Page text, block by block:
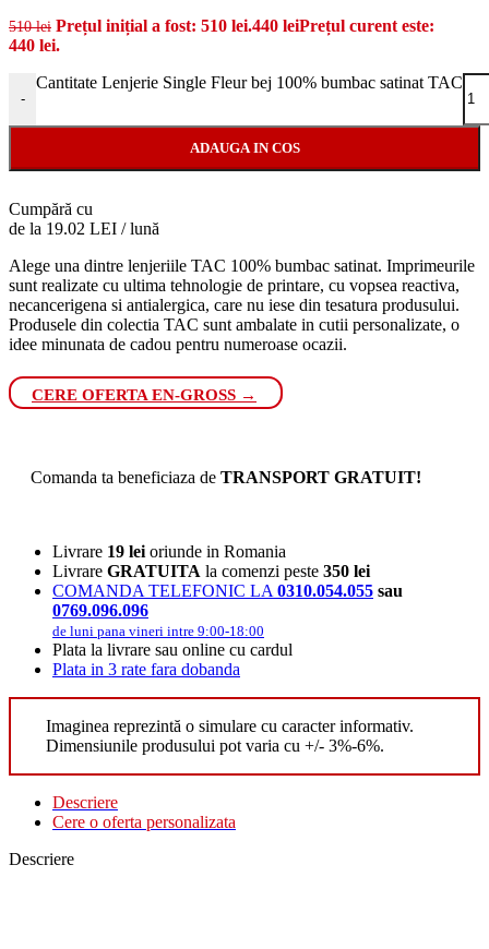
510lei Prețul inițial a fost: 510 lei.440 leiPrețul curent este:
440 lei.
-
Cantitate Lenjerie Single Fleur bej 100% bumbac satinat TAC
ADAUGA IN COS
Cumpără cu
de la 19.02 LEI / lună
Alege una dintre lenjeriile TAC 100% bumbac satinat. Imprimeurile
sunt realizate cu ultima tehnologie de printare, cu vopsea reactiva,
necancerigena si antialergica, care nu iese din tesatura produsului.
Produsele din colectia TAC sunt ambalate in cutii personalizate, o
idee minunata de cadou pentru numeroase ocazii.
CERE OFERTA EN-GROSS →
Comanda ta beneficiaza de TRANSPORT GRATUIT!
Livrare 19 lei oriunde in Romania
Livrare GRATUITA la comenzi peste 350 lei
COMANDA TELEFONIC LA 0310.054.055 sau
0769.096.096
de luni pana vineri intre 9:00-18:00
Plata la livrare sau online cu cardul
Plata in 3 rate fara dobanda
Imaginea reprezintă o simulare cu caracter informativ.
Dimensiunile produsului pot varia cu +/- 3%-6%.
Descriere
Cere o oferta personalizata
Descriere